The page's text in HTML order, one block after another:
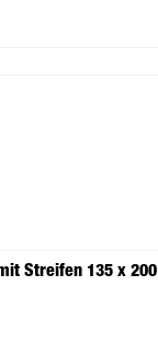
Streifen 135 x